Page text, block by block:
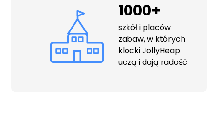
1000+
szkół i placów
zabaw, w których
klocki JollyHeap
uczą i dają radość